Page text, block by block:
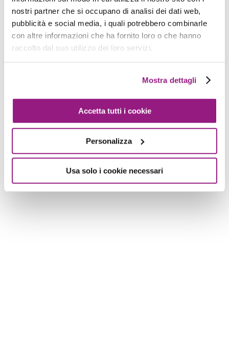
nostri partner che si occupano di analisi dei dati web,
pubblicità e social media, i quali potrebbero combinarle
con altre informazioni che ha fornito loro o che hanno
raccolto dal suo utilizzo dei loro servizi.
Mostra dettagli
Accetta tutti i cookie
Personalizza
Usa solo i cookie necessari
Dal 2011 beSharp guida le aziende italiane sul
multinazionale, dal manifatturiero al terziario
avanzato, aiutiamo le realtà più all’avanguardia a
realizzare progetti innovativi in campo IT.
Lascia un commento